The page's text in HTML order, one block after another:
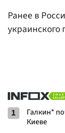
Ранее в
1
Галкин*
Киеве